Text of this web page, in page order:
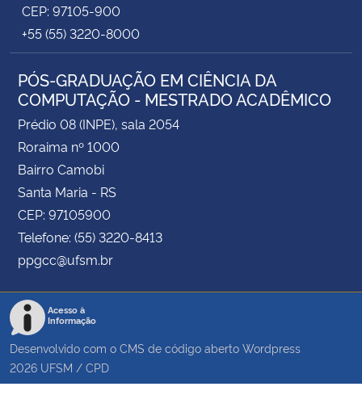
CEP: 97105-900
+55 (55) 3220-8000
PÓS-GRADUAÇÃO EM CIÊNCIA DA
COMPUTAÇÃO - MESTRADO ACADÊMICO
Prédio 08 (INPE), sala 2054
Roraima nº 1000
Bairro Camobi
Santa Maria - RS
CEP: 97105900
Telefone: (55) 3220-8413
ppgcc@ufsm.br
Acesso à
Informação
Desenvolvido com o CMS de código aberto Wordpress
2026 UFSM / CPD